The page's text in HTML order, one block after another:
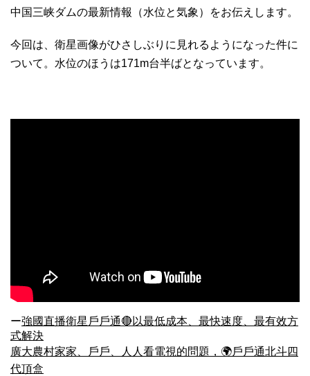
中国三峡ダムの最新情報（水位と気象）をお伝えします。
今回は、衛星画像がひさしぶりに見れるようになった件に
ついて。水位のほうは171m台半ばとなっています。
ー強國直播衛星戶戶通🔴以最低成本、最快速度、最有效方
式解決
廣大農村家家、戶戶、人人看電視的問題，🌍戶戶通北斗四
代頂盒